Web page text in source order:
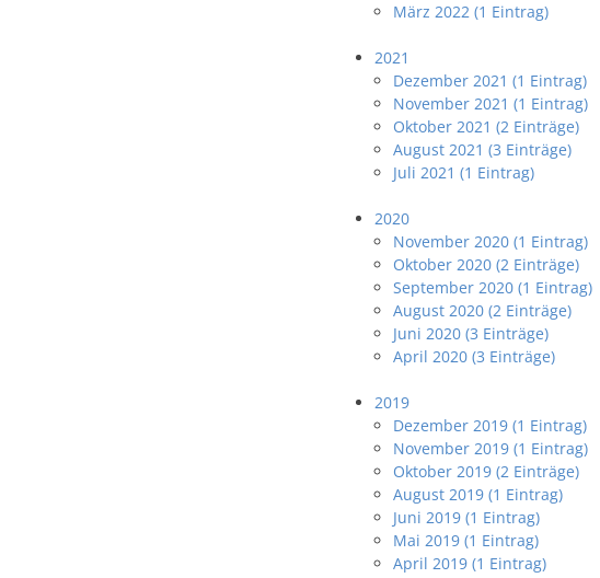
März 2022 (1 Eintrag)
2021
Dezember 2021 (1 Eintrag)
November 2021 (1 Eintrag)
Oktober 2021 (2 Einträge)
August 2021 (3 Einträge)
Juli 2021 (1 Eintrag)
2020
November 2020 (1 Eintrag)
Oktober 2020 (2 Einträge)
September 2020 (1 Eintrag)
August 2020 (2 Einträge)
Juni 2020 (3 Einträge)
April 2020 (3 Einträge)
2019
Dezember 2019 (1 Eintrag)
November 2019 (1 Eintrag)
Oktober 2019 (2 Einträge)
August 2019 (1 Eintrag)
Juni 2019 (1 Eintrag)
Mai 2019 (1 Eintrag)
April 2019 (1 Eintrag)